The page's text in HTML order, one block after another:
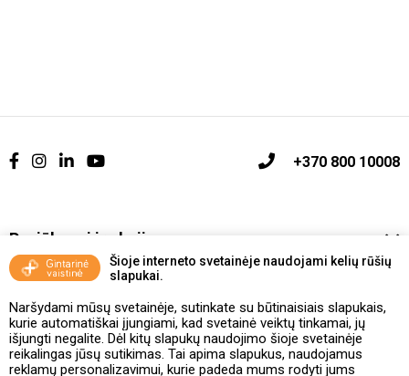
Šioje interneto svetainėje naudojami kelių rūšių
slapukai.
Naršydami mūsų svetainėje, sutinkate su būtinaisiais slapukais,
kurie automatiškai įjungiami, kad svetainė veiktų tinkamai, jų
išjungti negalite. Dėl kitų slapukų naudojimo šioje svetainėje
reikalingas jūsų sutikimas. Tai apima slapukus, naudojamus
reklamų personalizavimui, kurie padeda mums rodyti jums
+370 800 10008
Pasiūlymai ir akcijos
Vakcinavimo tvarka ir taisyklės
Kontaktai ir Karjera
Taisyklės ir politika